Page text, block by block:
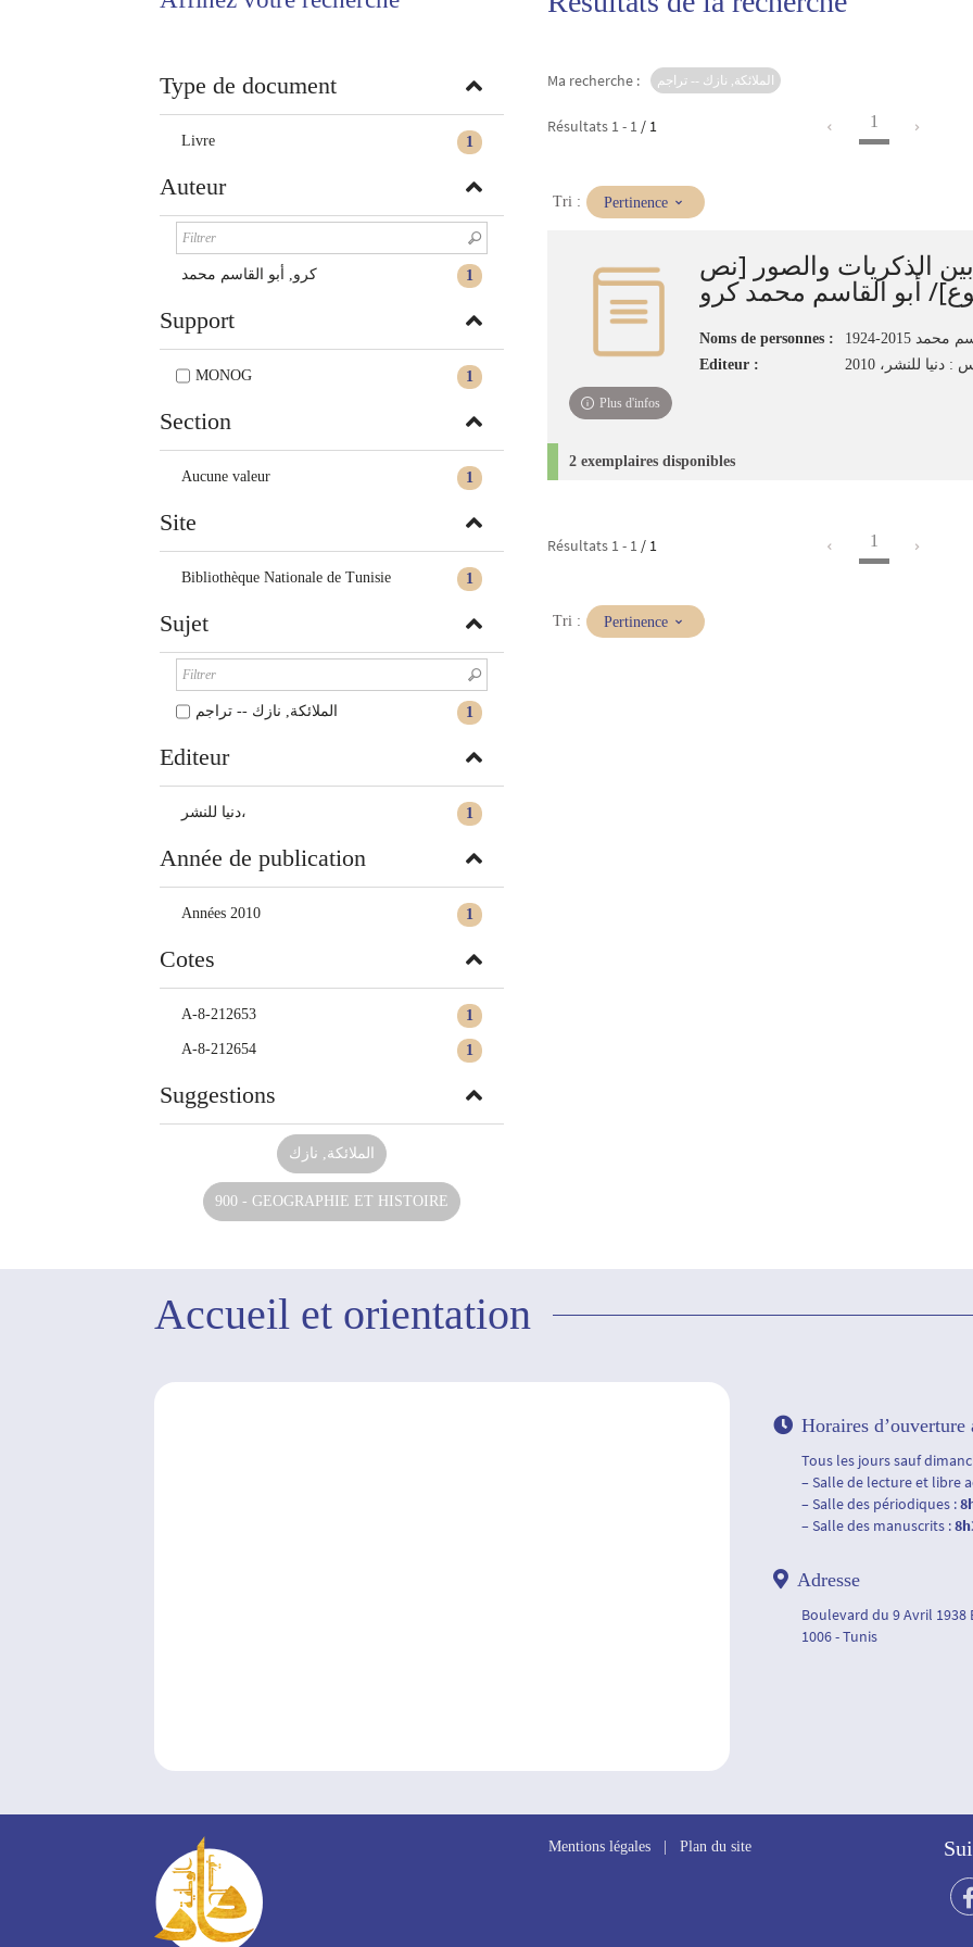
Ma recherche : الملائكة, نازك -- تراجم
Résultats 1 - 1 / 1 1
Tri :(Mise
immédiate)
Pertinence
بين الذكريات والصور [نص
أبو القاسم محمد كرو
Noms de personnes :
2015-1924
Editeur :
دنيا للنشر، 2010
Plus d'infos
2 exemplaires disponibles
Résultats 1 - 1 / 1 1
Tri :(MisePertinence
Type de document
1
Livre
Auteur
1 كرو, أبو القاسم محمد
Support
1
MONOG
Section
1
Aucune valeur
Site
1
Bibliothèque Nationale de Tunisie
Sujet
1 الملائكة, نازك -- تراجم
Editeur
1 دنيا للنشر،
Année de publication
1
Années 2010
Cotes
1
A-8-212653
1
A-8-212654
Suggestions
الملائكة, نازك
900 - GEOGRAPHIE ET HISTOIRE
Accueil et orientation
Horaires d’ouverture
Tous les jours sauf
– Salle de lecture et libre
– Salle des périodiques :
– Salle des manuscrits :
Adresse
Boulevard du 9 Avril 1938
1006 - Tunis
Mentions légales Plan du site